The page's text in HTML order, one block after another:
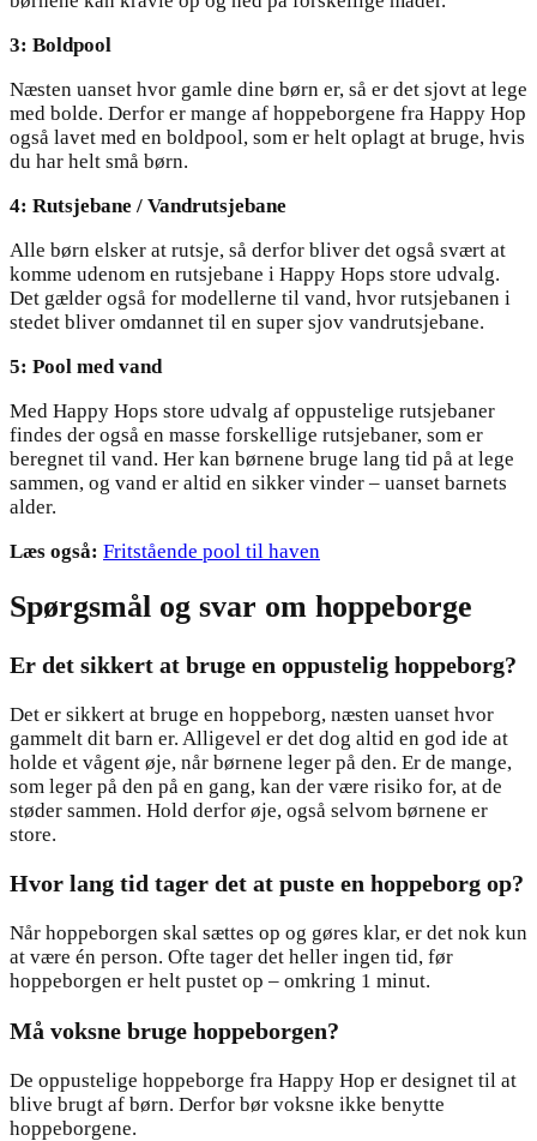
3: Boldpool
Næsten uanset hvor gamle dine børn er, så er det sjovt at lege
med bolde. Derfor er mange af hoppeborgene fra Happy Hop
også lavet med en boldpool, som er helt oplagt at bruge, hvis
du har helt små børn.
4: Rutsjebane / Vandrutsjebane
Alle børn elsker at rutsje, så derfor bliver det også svært at
komme udenom en rutsjebane i Happy Hops store udvalg.
Det gælder også for modellerne til vand, hvor rutsjebanen i
stedet bliver omdannet til en super sjov vandrutsjebane.
5: Pool med vand
Med Happy Hops store udvalg af oppustelige rutsjebaner
findes der også en masse forskellige rutsjebaner, som er
beregnet til vand. Her kan børnene bruge lang tid på at lege
sammen, og vand er altid en sikker vinder – uanset barnets
alder.
Læs også: Fritstående pool til haven
Spørgsmål og svar om hoppeborge
Er det sikkert at bruge en oppustelig hoppeborg?
Det er sikkert at bruge en hoppeborg, næsten uanset hvor
gammelt dit barn er. Alligevel er det dog altid en god ide at
holde et vågent øje, når børnene leger på den. Er de mange,
som leger på den på en gang, kan der være risiko for, at de
støder sammen. Hold derfor øje, også selvom børnene er
store.
Hvor lang tid tager det at puste en hoppeborg op?
Når hoppeborgen skal sættes op og gøres klar, er det nok kun
at være én person. Ofte tager det heller ingen tid, før
hoppeborgen er helt pustet op – omkring 1 minut.
Må voksne bruge hoppeborgen?
De oppustelige hoppeborge fra Happy Hop er designet til at
blive brugt af børn. Derfor bør voksne ikke benytte
hoppeborgene.